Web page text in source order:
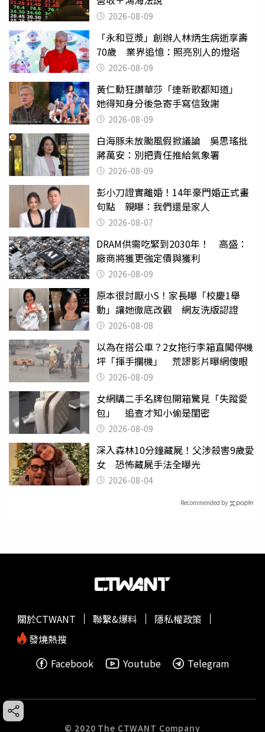
2026-08-09
「永和豆漿」創辦人林炳生病逝享壽
70歲 業界追憶：照亮別人的燈塔
2026-08-09
黃仁勳狂讚華莎「連新歌都知道」
她得知身分後急寄手寫信致謝
2026-08-09
白海豚未放颱風假掀議論 吳思瑤批
蔣萬安：別把責任推給氣象署
2026-08-09
彭小刀證實離婚！14年豪門婚正式畫
句點 親曝：我們還是家人
2026-08-07
DRAM供需吃緊到2030年！ 高盛：
廠商將獲更強定價與獲利
2026-08-09
原本很討厭小S！家長曝「校慶1舉
動」讓她徹底改觀 網友洗版認證
2026-08-08
以為在搭公車？2女拖行李箱直闖停機
坪「揮手攔機」 荒謬影片曝網傻眼
2026-08-09
女網購二手名牌包開箱驚見「失蹤愛
包」 追查才知小偷是閨密
2026-08-09
深入森林10分鐘藏屍！父涉殺害9歲愛
女 恐怖藏屍手法全曝光
2026-08-04
Recommended by
關於CTWANT 聯繫&爆料
隱私權政策
發燒熱搜
Facebook
Youtube Telegram
© 2020 The CTWANT Company